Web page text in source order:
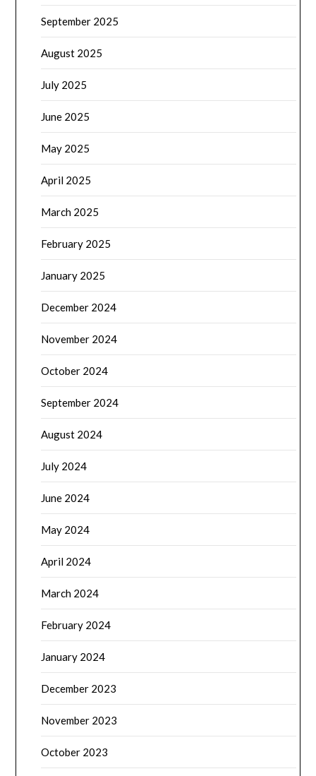
September 2025
August 2025
July 2025
June 2025
May 2025
April 2025
March 2025
February 2025
January 2025
December 2024
November 2024
October 2024
September 2024
August 2024
July 2024
June 2024
May 2024
April 2024
March 2024
February 2024
January 2024
December 2023
November 2023
October 2023